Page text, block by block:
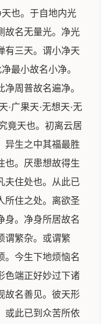
天也。于自地内光
故名无量光。净光
有三天。谓小净天
最小故名小净。
周普故名遍净。
·广果天·无想天·无
竟天也。初离云居
异生之中其福最胜
也。厌患想故得生
夫住处也。从此已
所住之处。离欲圣
身。净身所居故名
谓繁杂。或谓繁
。今生下地烦恼名
色端正好妙过下诸
故名善见。彼天形
或此已到众苦所依